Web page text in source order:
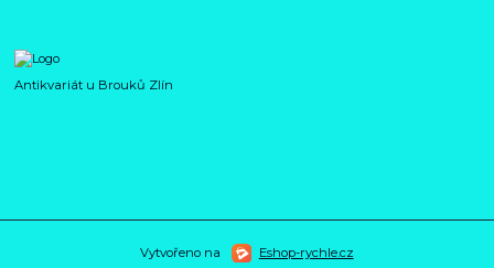
Antikvariát u Brouků Zlín
Vytvořeno na Eshop-rychle.cz